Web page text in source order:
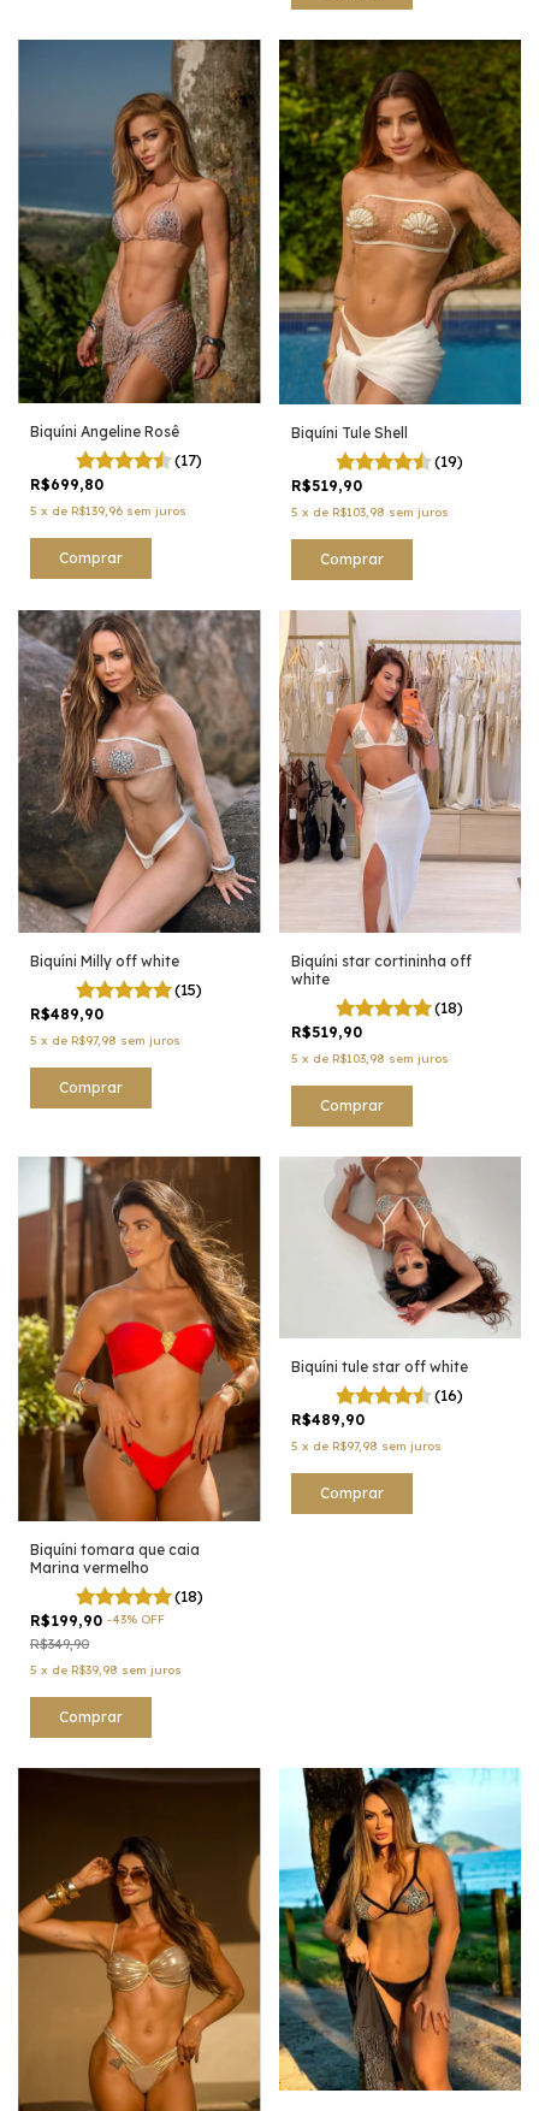
Biquíni Angeline Rosê
(17)
R$699,80
5 x de R$139,96 sem juros
Comprar
Biquíni Tule Shell
(19)
R$519,90
5 x de R$103,98 sem juros
Comprar
Biquíni Milly off white
(15)
R$489,90
5 x de R$97,98 sem juros
Comprar
Biquíni star cortininha off
white
(18)
R$519,90
5 x de R$103,98 sem juros
Comprar
Biquíni tomara que caia
Marina vermelho
(18)
R$199,90 -43% OFF
R$349,90
5 x de R$39,98 sem juros
Comprar
Biquíni tule star off white
(16)
R$489,90
5 x de R$97,98 sem juros
Comprar